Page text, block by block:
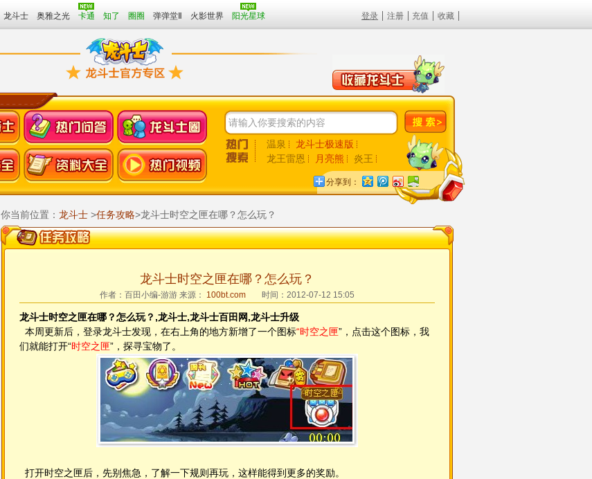
龙斗士 奥雅之光 卡通 知了 圈圈 弹弹堂Ⅱ 火影世界 阳光星球 登录 注册 充值 收藏
温泉
龙斗士极速版
龙王雷恩
月亮熊
炎王
巨魔邪灵 装备修炼周
分享到：
你当前位置： 龙斗士 >任务攻略>龙斗士时空之匣在哪？怎么玩？
龙斗士时空之匣在哪？怎么玩？
作者：百田小编-游游 来源： 100bt.com 时间：2012-07-12 15:05
龙斗士时空之匣在哪？怎么玩？,龙斗士,龙斗士百田网,龙斗士升级
本周更新后，登录龙斗士发现，在右上角的地方新增了一个图标“时空之匣”，点击这个图标，我
们就能打开“时空之匣”，探寻宝物了。
打开时空之匣后，先别焦急，了解一下规则再玩，这样能得到更多的奖励。